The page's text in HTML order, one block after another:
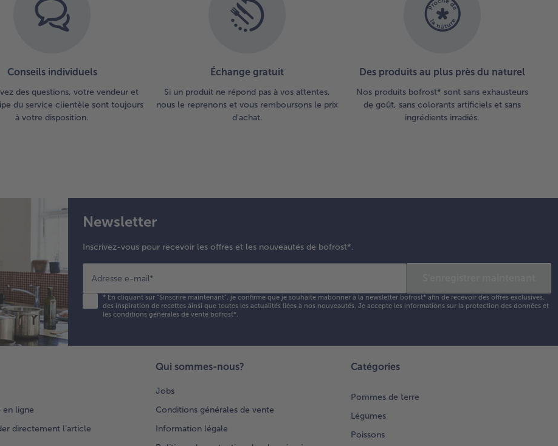
Conseils individuels
des questions, votre vendeur et
du service clientèle sont toujours
à votre disposition.
Échange gratuit
Si un produit ne répond pas à vos attentes,
nous le reprenons et vous remboursons le prix
d'achat.
Des produits au plus près du naturel
Nos produits bofrost* sont sans exhausteurs
de goût, sans colorants artificiels et sans
ingrédients irradiés.
Newsletter
Inscrivez-vous pour recevoir les offres et les nouveautés de bofrost*.
Adresse e-mail*
*En cliquant sur "Sinscrire maintenant", je confirme que je souhaite mabonner à la newsletter bofrost* afin de recevoir des offres exclusives,
des inspiration de recettes ainsi que toutes les actualités liées à nos nouveautés. Je accepte les informations sur la protection des données et
les conditions générales de vente bofrost*.
en ligne
directement l’article
Qui sommes-nous?
Jobs
Conditions générales de vente
Information légale
Catégories
Pommes de terre
Légumes
Poissons